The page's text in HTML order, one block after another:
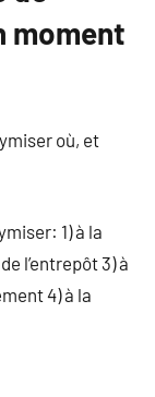
moment
où, et
1) à la
l’entrepôt 3) à
4) à la